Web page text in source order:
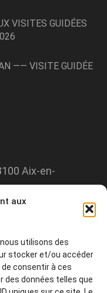
aux
utilisons des
stocker et/ou accéder
consentir à ces
des données telles que
VISITES GUIDÉES
—— VISITE GUIDÉE
Aix-en-